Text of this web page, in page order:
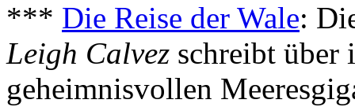
*** Die Reise der Wale:
Leigh Calvez schreibt über
geheimnisvollen